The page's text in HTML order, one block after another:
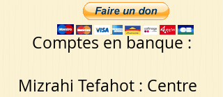
Comptes en banque :
Mizrahi Tefahot : Centre